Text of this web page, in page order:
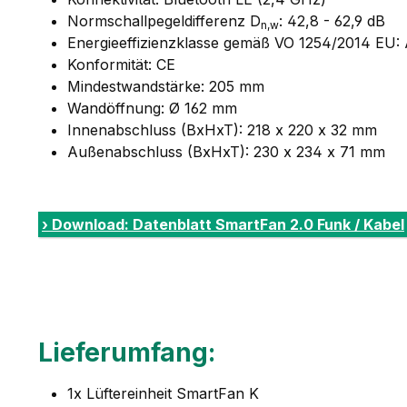
Normschallpegeldifferenz Dn,w: 42,8 - 62,9 dB
Energieeffizienzklasse gemäß VO 1254/2014 EU:
Konformität: CE
Mindestwandstärke: 205 mm
Wandöffnung: Ø 162 mm
Innenabschluss (BxHxT): 218 x 220 x 32 mm
Außenabschluss (BxHxT): 230 x 234 x 71 mm
› Download: Datenblatt SmartFan 2.0 Funk / Kabel
Lieferumfang:
1x Lüftereinheit SmartFan K